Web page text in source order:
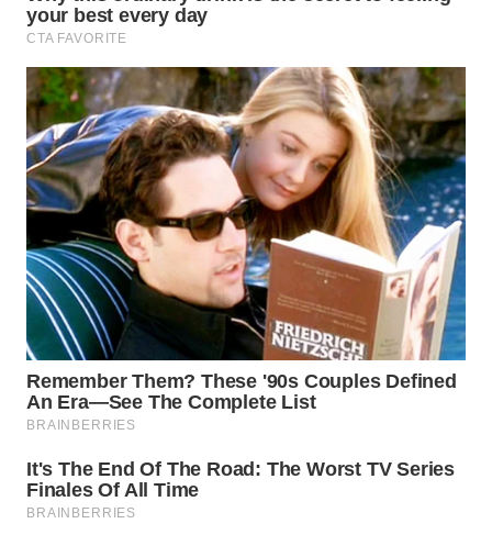
NEWS
WAHANA
TANI
WAHANA
ADVOKAT
WAHANA
INFRASTRUKTUR
WAHANA
KONSUMEN
WAHANA
LISTRIK
WAHANA
TRAVEL